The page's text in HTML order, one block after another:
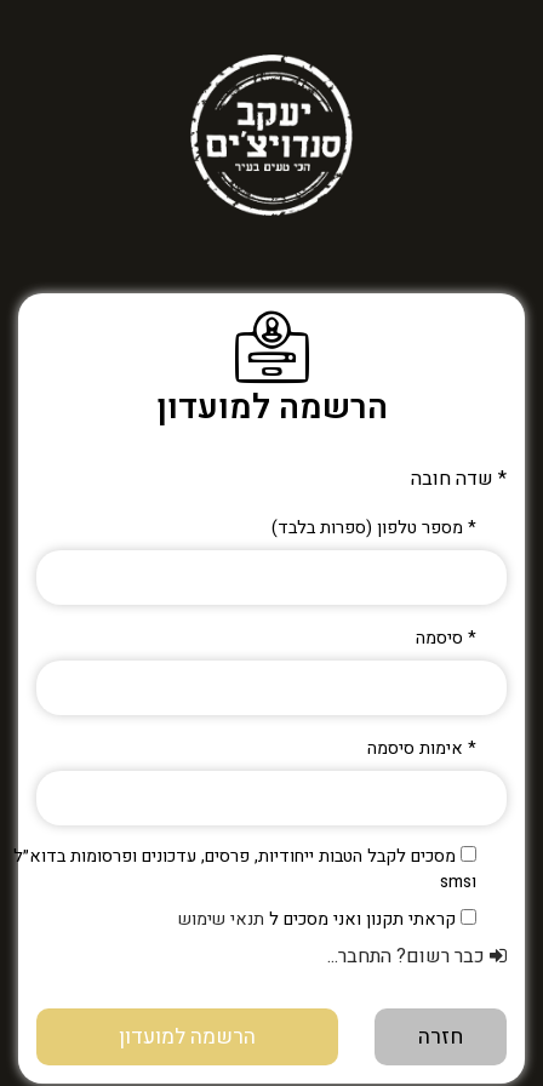
הרשמה למועדון
* שדה חובה
* מספר טלפון (ספרות בלבד)
* סיסמה
* אימות סיסמה
מסכים לקבל הטבות ייחודיות, פרסים, עדכונים ופרסומות בדוא״ל
וsms
קראתי תקנון ואני מסכים ל תנאי שימוש
כבר רשום? התחבר...
חזרה